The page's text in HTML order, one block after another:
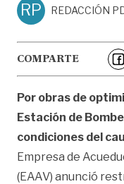
RP REDACCIÓN
COMPARTE
Por obras de
Estación de
condiciones del
Empresa de
(EAAV) anunció